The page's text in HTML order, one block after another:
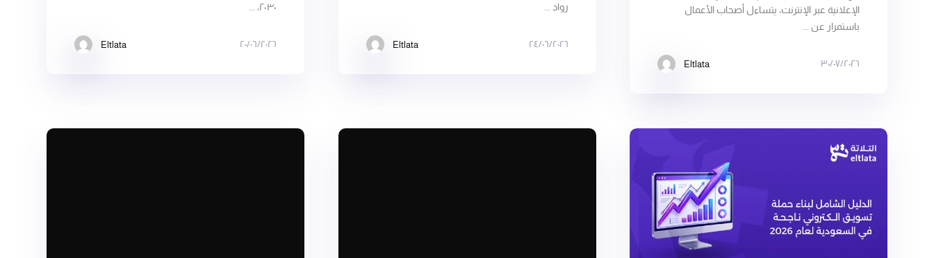
Eltlata ٣٠/٠٧/٢٠٢٦
الإعلانية عبر الإنترنت، يتساءل أصحاب الأعمال
باستمرار عن ...
Eltlata ٢٤/٠٦/٢٠٢٦
رواد ...
Eltlata ٢٠/٠٦/٢٠٢٦
٢٠٣٠، ...